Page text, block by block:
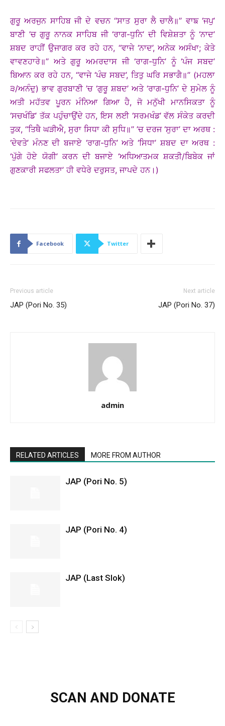
ਗੁਰੂ ਅਰਜੁਨ ਸਾਹਿਬ ਜੀ ਦੇ ਵਚਨ ‘‘ਸਾਤ ਸੁਰਾ ਲੈ ਚਾਲੈ॥’’ ਵਾਙ ‘ਜਪੁ’
ਬਾਣੀ ’ਚ ਗੁਰੂ ਨਾਨਕ ਸਾਹਿਬ ਜੀ ‘ਰਾਗ-ਧੁਨਿ’ ਦੀ ਵਿਸ਼ੇਸ਼ਤਾ ਨੂੰ ‘ਨਾਦ’
ਸ਼ਬਦ ਰਾਹੀਂ ਉਜਾਗਰ ਕਰ ਰਹੇ ਹਨ, ‘‘ਵਾਜੇ ‘ਨਾਦ’, ਅਨੇਕ ਅਸੰਖਾ; ਕੇਤੇ
ਵਾਵਣਹਾਰੇ॥’’ ਅਤੇ ਗੁਰੂ ਅਮਰਦਾਸ ਜੀ ‘ਰਾਗ-ਧੁਨਿ’ ਨੂੰ ‘ਪੰਜ ਸਬਦ’
ਬਿਆਨ ਕਰ ਰਹੇ ਹਨ, ‘‘ਵਾਜੇ ‘ਪੰਚ ਸਬਦ’, ਤਿਤੁ ਘਰਿ ਸਭਾਗੈ॥’’ (ਮਹਲਾ
੩/ਅਨੰਦੁ) ਭਾਵ ਗੁਰਬਾਣੀ ’ਚ ‘ਗੁਰੂ ਸ਼ਬਦ’ ਅਤੇ ‘ਰਾਗ-ਧੁਨਿ’ ਦੇ ਸੁਮੇਲ ਨੂੰ
ਅਤੀ ਮਹੱਤਵ ਪੂਰਨ ਮੰਨਿਆ ਗਿਆ ਹੈ, ਜੋ ਮਨੁੱਖੀ ਮਾਨਸਿਕਤਾ ਨੂੰ
‘ਸਚਖੰਡਿ’ ਤੱਕ ਪਹੁੰਚਾਉਂਦੇ ਹਨ, ਇਸ ਲਈ ‘ਸਰਮਖੰਡ’ ਵੱਲ ਸੰਕੇਤ ਕਰਦੀ
ਤੁਕ, ‘‘ਤਿਥੈ ਘੜੀਐ, ਸੁਰਾ ਸਿਧਾ ਕੀ ਸੁਧਿ॥’’ ’ਚ ਦਰਜ ‘ਸੁਰਾ’ ਦਾ ਅਰਥ :
‘ਦੇਵਤੇ’ ਮੰਨਣ ਦੀ ਬਜਾਏ ‘ਰਾਗ-ਧੁਨਿ’ ਅਤੇ ‘ਸਿਧਾ’ ਸ਼ਬਦ ਦਾ ਅਰਥ :
‘ਪੁੱਗੇ ਹੋਏ ਯੋਗੀ’ ਕਰਨ ਦੀ ਬਜਾਏ ‘ਅਧਿਆਤਮਕ ਸ਼ਕਤੀ/ਬਿਬੇਕ ਜਾਂ
ਗੁਣਕਾਰੀ ਸਫਲਤਾ’ ਹੀ ਵਧੇਰੇ ਦਰੁਸਤ, ਜਾਪਦੇ ਹਨ।)
Facebook Twitter
Previous article
JAP (Pori No. 35)
Next article
JAP (Pori No. 37)
admin
RELATED ARTICLES MORE FROM AUTHOR
JAP (Pori No. 5)
JAP (Pori No. 4)
JAP (Last Slok)
SCAN AND DONATE